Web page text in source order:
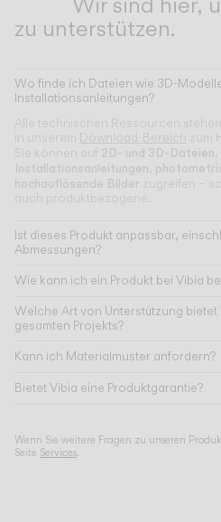
zu unterstützen.
Wo finde ich Dateien wie 3D-
Installationsanleitungen?
Alle technischen Ressourcen
in unserem Download-Bereich zum
Sie können auf 2D- und 3D-Dateien
Installationsanleitungen
hochauflösende Bilder zugreifen –
auch produktbezogene.
Ist dieses Produkt anpassbar,
Abmessungen?
Wie kann ich ein Produkt bei Vibia
Welche Art von Unterstützung bietet
gesamten Projekts?
Kann ich Materialmuster anfordern?
Bietet Vibia eine Produktgarantie?
Wenn Sie weitere Fragen zu unseren
Seite Services.